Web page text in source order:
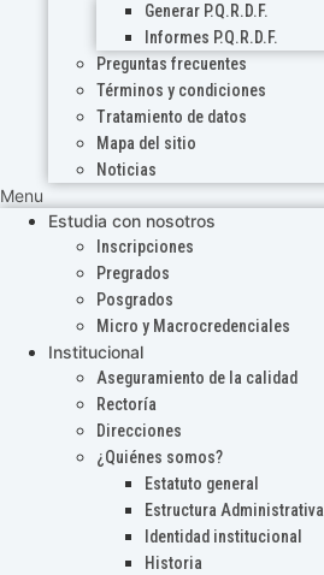
Generar P.Q.R.D.F.
Informes P.Q.R.D.F.
Preguntas frecuentes
Términos y condiciones
Tratamiento de datos
Mapa del sitio
Noticias
Menu
Estudia con nosotros
Inscripciones
Pregrados
Posgrados
Micro y Macrocredenciales
Institucional
Aseguramiento de la calidad
Rectoría
Direcciones
¿Quiénes somos?
Estatuto general
Estructura Administrativa
Identidad institucional
Historia